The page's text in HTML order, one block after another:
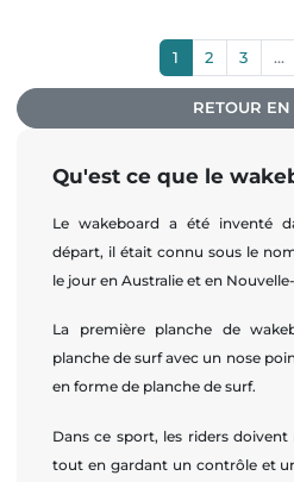
1 2 3 …
RETOUR
Qu'est ce que le
Le wakeboard a été inventé
départ, il était connu sous le
le jour en Australie et en
La première planche de
planche de surf avec un nose
en forme de planche de surf.
Dans ce sport, les riders
tout en gardant un contrôle et